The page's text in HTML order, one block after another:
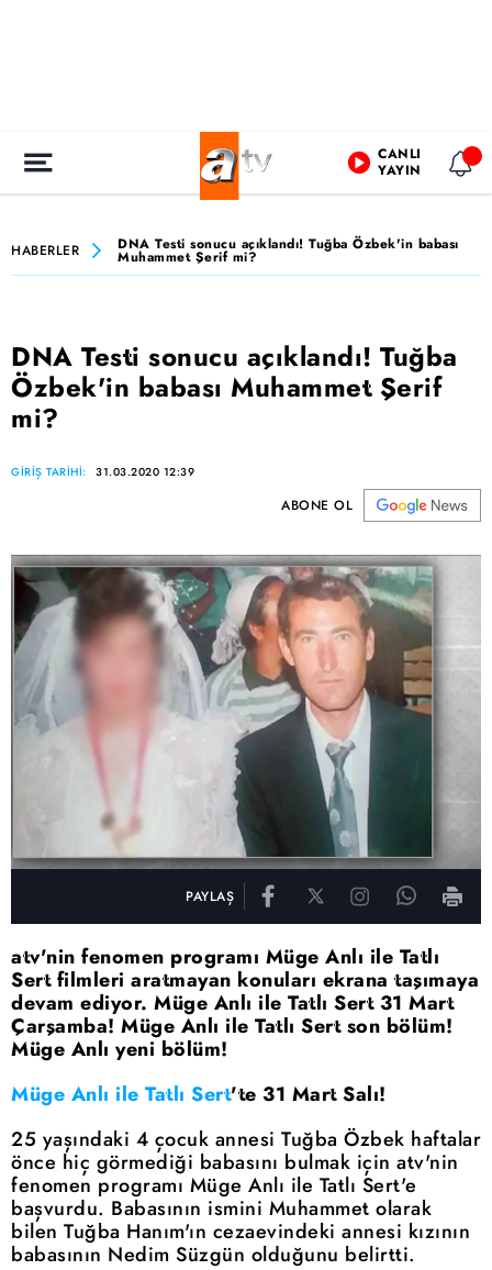
CANLI
YAYIN
HABERLER DNA Testi sonucu açıklandı! Tuğba Özbek'in babası
Muhammet Şerif mi?
DNA Testi sonucu açıklandı! Tuğba
Özbek'in babası Muhammet Şerif
mi?
GİRİŞ TARİHİ: 31.03.2020 12:39
ABONE OL
PAYLAŞ
atv'nin fenomen programı Müge Anlı ile Tatlı
Sert filmleri aratmayan konuları ekrana taşımaya
devam ediyor. Müge Anlı ile Tatlı Sert 31 Mart
Çarşamba! Müge Anlı ile Tatlı Sert son bölüm!
Müge Anlı yeni bölüm!
Müge Anlı ile Tatlı Sert'te 31 Mart Salı!
25 yaşındaki 4 çocuk annesi Tuğba Özbek haftalar
önce hiç görmediği babasını bulmak için atv'nin
fenomen programı Müge Anlı ile Tatlı Sert'e
başvurdu. Babasının ismini Muhammet olarak
bilen Tuğba Hanım'ın cezaevindeki annesi kızının
babasının Nedim Süzgün olduğunu belirtti.